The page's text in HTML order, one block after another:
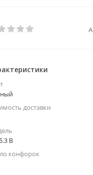
доставки
B
конфорок